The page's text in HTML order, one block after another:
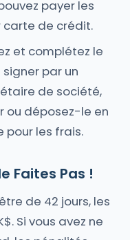
payer les
de crédit.
et complétez le
signer par un
de société,
ou déposez-le en
pour les frais.
Faites Pas !
de 42 jours, les
Si vous avez ne